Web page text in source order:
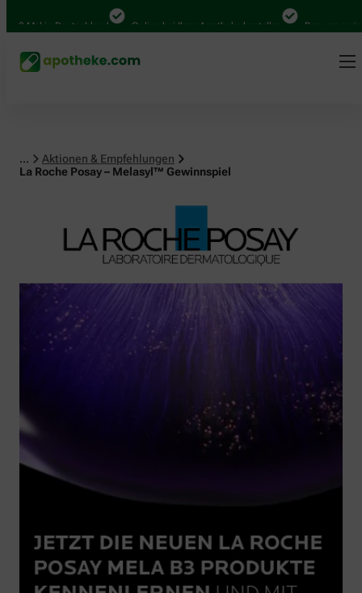
in Deutschland Online bei Ihrer Apotheke bestellen Bequem zwischen
...
Aktionen & Empfehlungen
La Roche Posay – Melasyl™ Gewinnspiel